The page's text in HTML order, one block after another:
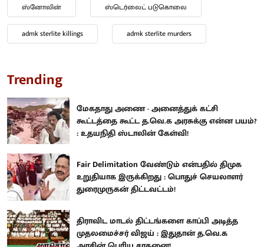
ஸ்னோலின் ஸ்டெர்லைட் படுகொலை
admk sterlite killings admk sterlite murders
Trending
மேகதாது அணை - அனைத்துக் கட்சி
கூட்டத்தை கூட்ட த.வெ.க அரசுக்கு என்ன பயம்?
: உதயநிதி ஸ்டாலின் கேள்வி!
Fair Delimitation வேண்டும் என்பதில் திமுக
உறுதியாக இருக்கிறது : பொதுச் செயலாளர்
துரைமுருகன் திட்டவட்டம்!
திராவிட மாடல் திட்டங்களை காப்பி அடித்த
முதலமைச்சர் விஜய் : இதுதான் த.வெ.க